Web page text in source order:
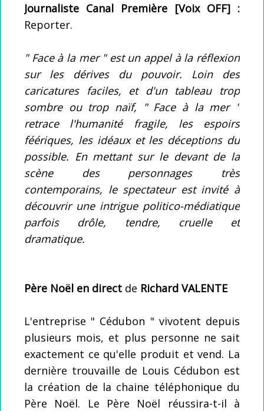
Journaliste Canal Première [Voix OFF] :
Reporter.
" Face à la mer " est un appel à la réflexion
sur les dérives du pouvoir. Loin des
caricatures faciles, et d'un tableau trop
sombre ou trop naïf, " Face à la mer "
retrace l'humanité fragile, les espoirs
féériques, les idéaux et les déceptions du
possible. En mettant sur le devant de la
scène des personnages très
contemporains, le spectateur est invité à
découvrir une intrigue politico-médiatique
parfois drôle, tendre, cruelle et
dramatique.
Père Noël en direct de Richard VALENTE
L'entreprise " Cédubon " vivotent depuis
plusieurs mois, et plus personne ne sait
exactement ce qu'elle produit et vend. La
dernière trouvaille de Louis Cédubon est
la création de la chaine téléphonique du
Père Noël. Le Père Noël réussira-t-il à